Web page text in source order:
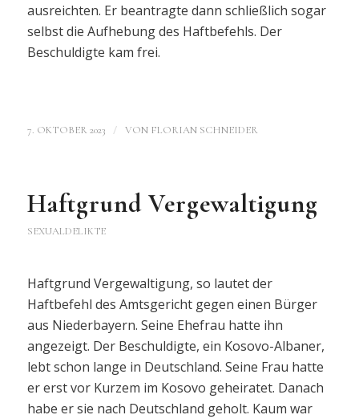
ausreichten. Er beantragte dann schließlich sogar
selbst die Aufhebung des Haftbefehls. Der
Beschuldigte kam frei.
7. OKTOBER 2023 / VON FLORIAN SCHNEIDER
Haftgrund Vergewaltigung
SEXUALDELIKTE
Haftgrund Vergewaltigung, so lautet der
Haftbefehl des Amtsgericht gegen einen Bürger
aus Niederbayern. Seine Ehefrau hatte ihn
angezeigt. Der Beschuldigte, ein Kosovo-Albaner,
lebt schon lange in Deutschland. Seine Frau hatte
er erst vor Kurzem im Kosovo geheiratet. Danach
habe er sie nach Deutschland geholt. Kaum war